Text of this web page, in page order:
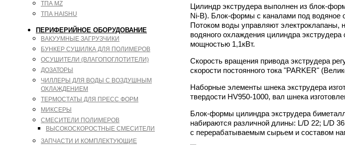
ТПА MZ
ТПА HAISHU
ПЕРИФЕРИЙНОЕ ОБОРУДОВАНИЕ
ВАКУУМНЫЕ ЗАГРУЗЧИКИ
БУНКЕР СУШИЛКА ДЛЯ ПОЛИМЕРОВ
ОСУШИТЕЛИ (ВЛАГОПОГЛОТИТЕЛИ)
ДОЗАТОРЫ
ЧИЛЛЕРЫ ДЛЯ ВОДЫ С ВОЗДУШНЫМ
ОХЛАЖДЕНИЕМ
ТЕРМОСТАТЫ ДЛЯ ПРЕСС ФОРМ
МИКСЕРЫ
СМЕСИТЕЛИ ПОЛИМЕРОВ
ВЫСОКОСКОРОСТНЫЕ СМЕСИТЕЛИ
ЗАПЧАСТИ И КОМПЛЕКТУЮЩИЕ
Цилиндр экструдера выполнен из блок-
Ni-B). Блок-формы с каналами под водяное
Потоком воды управляют электроклапаны,
водяного охлаждения цилиндра
мощностью 1,1кВт.
Скорость вращения привода экструдера
скорости постоянного тока "PARKER"
Наборные элементы шнека экструдера
твердости HV950-1000, вал шнека
Блок-формы цилиндра экструдера
набираются различной длины: L/D 22; L/D
с перерабатываемым сырьем и составом